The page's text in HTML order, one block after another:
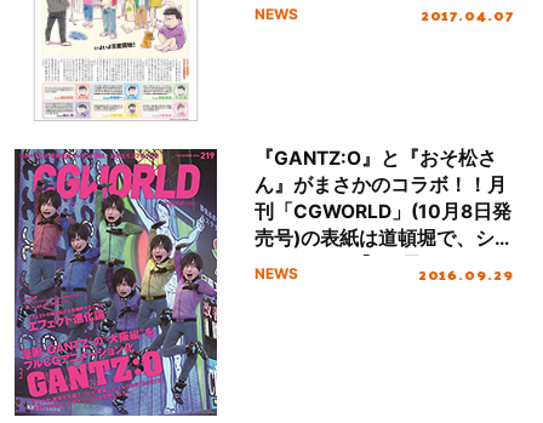
NEWS 2017.04.07
『GANTZ:O』と『おそ松さ
ん』がまさかのコラボ！！月
刊「CGWORLD」(10月8日発
売号)の表紙は道頓堀で、シ
ェーをする【6つ子の西さ
NEWS 2016.09.29